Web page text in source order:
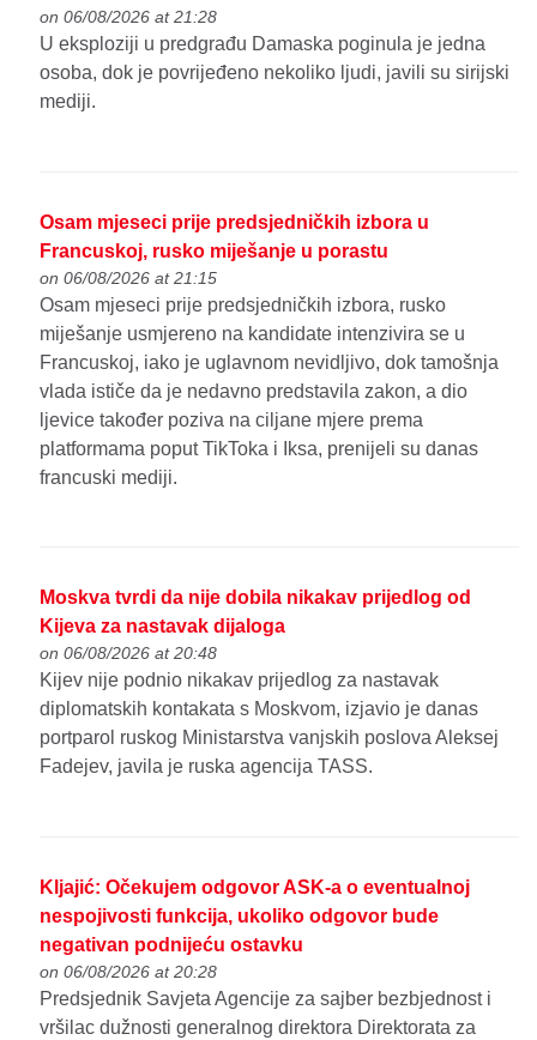
on 06/08/2026 at 21:28
U eksploziji u predgrađu Damaska poginula je jedna
osoba, dok je povrijeđeno nekoliko ljudi, javili su sirijski
mediji.
Osam mjeseci prije predsjedničkih izbora u
Francuskoj, rusko miješanje u porastu
on 06/08/2026 at 21:15
Osam mjeseci prije predsjedničkih izbora, rusko
miješanje usmjereno na kandidate intenzivira se u
Francuskoj, iako je uglavnom nevidljivo, dok tamošnja
vlada ističe da je nedavno predstavila zakon, a dio
ljevice također poziva na ciljane mjere prema
platformama poput TikToka i Iksa, prenijeli su danas
francuski mediji.
Moskva tvrdi da nije dobila nikakav prijedlog od
Kijeva za nastavak dijaloga
on 06/08/2026 at 20:48
Kijev nije podnio nikakav prijedlog za nastavak
diplomatskih kontakata s Moskvom, izjavio je danas
portparol ruskog Ministarstva vanjskih poslova Aleksej
Fadejev, javila je ruska agencija TASS.
Kljajić: Očekujem odgovor ASK-a o eventualnoj
nespojivosti funkcija, ukoliko odgovor bude
negativan podnijeću ostavku
on 06/08/2026 at 20:28
Predsjednik Savjeta Agencije za sajber bezbjednost i
vršilac dužnosti generalnog direktora Direktorata za